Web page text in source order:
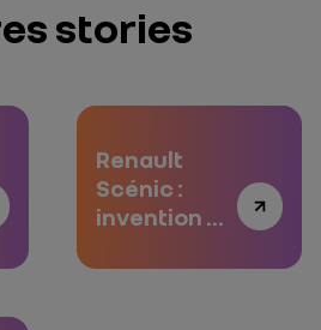
stories
Renault
Scénic :
invention et
épisode 2